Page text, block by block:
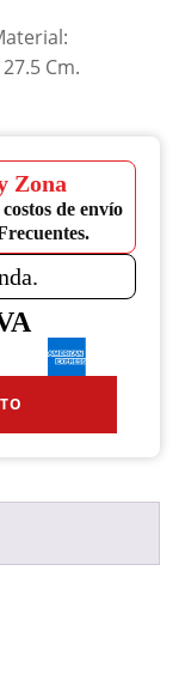
Cm.
Zona
de envío